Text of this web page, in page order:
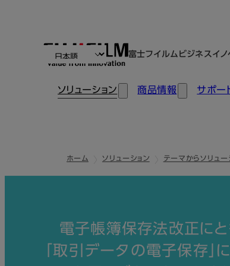
富士フイルムビジネスイノ
ソリューション 商品情報 サポー
ホーム ソリューション テーマからソリュー
電子帳簿保存法改正にと
「取引データの電子保存」